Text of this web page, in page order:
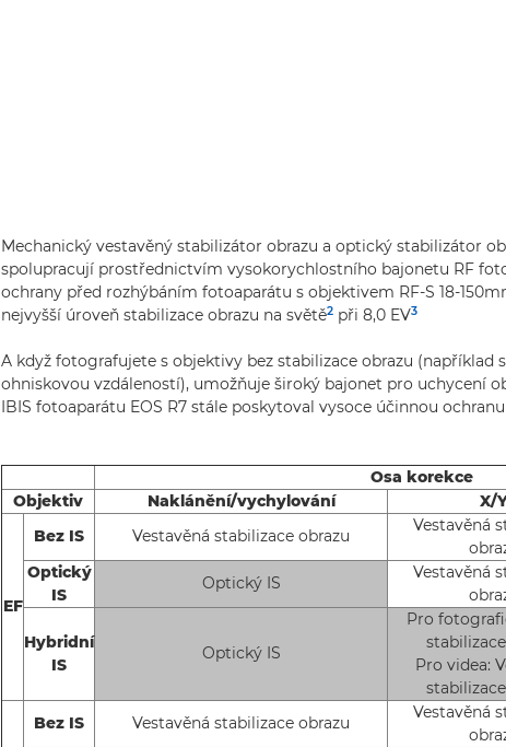
Mechanický vestavěný stabilizátor obrazu a optický stabilizátor
spolupracují prostřednictvím vysokorychlostního bajonetu RF
ochrany před rozhýbáním fotoaparátu s objektivem RF-S 18-
nejvyšší úroveň stabilizace obrazu na světě2 při 8,0 EV3
A když fotografujete s objektivy bez stabilizace obrazu (například
ohniskovou vzdáleností), umožňuje široký bajonet pro uchycení
IBIS fotoaparátu EOS R7 stále poskytoval vysoce účinnou
Osa korekce
Objektiv
Naklánění/vychylování X/
EF
Bez IS Vestavěná stabilizace obrazu
Vestavěná
Optický
IS
Optický IS
Vestavěná
Hybridní
IS
Optický IS
Pro
Pro videa:
Bez IS Vestavěná stabilizace obrazu
Vestavěná